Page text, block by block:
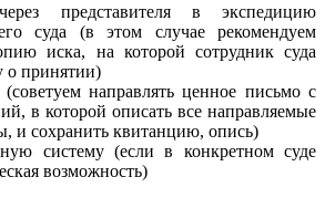
представителя в экспедицию
суда (в этом случае рекомендуем
иска, на которой сотрудник суда
о принятии)
направлять ценное письмо с
в которой описать все направляемые
и сохранить квитанцию, опись)
систему (если в конкретном суде
возможность)